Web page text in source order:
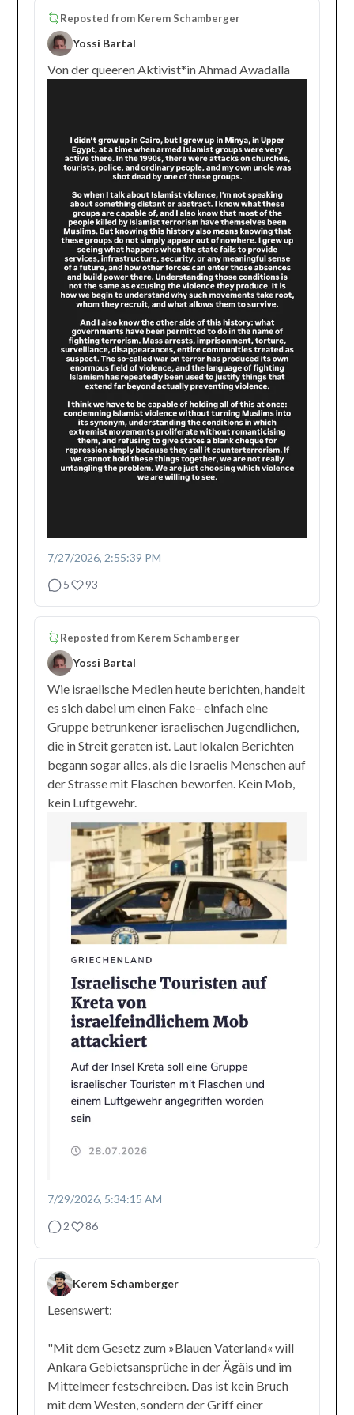
Reposted from Kerem Schamberger
Yossi Bartal
Von der queeren Aktivist*in Ahmad Awadalla
7/27/2026, 2:55:39 PM
5
93
Reposted from Kerem Schamberger
Yossi Bartal
Wie israelische Medien heute berichten, handelt
es sich dabei um einen Fake– einfach eine
Gruppe betrunkener israelischen Jugendlichen,
die in Streit geraten ist. Laut lokalen Berichten
begann sogar alles, als die Israelis Menschen auf
der Strasse mit Flaschen beworfen. Kein Mob,
kein Luftgewehr.
7/29/2026, 5:34:15 AM
2
86
Kerem Schamberger
Lesenswert:
"Mit dem Gesetz zum »Blauen Vaterland« will
Ankara Gebietsansprüche in der Ägäis und im
Mittelmeer festschreiben. Das ist kein Bruch
mit dem Westen, sondern der Griff einer